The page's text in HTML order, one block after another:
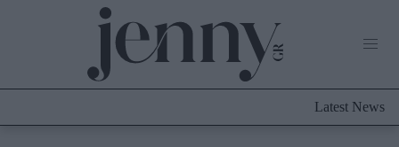
Culture
Latest News